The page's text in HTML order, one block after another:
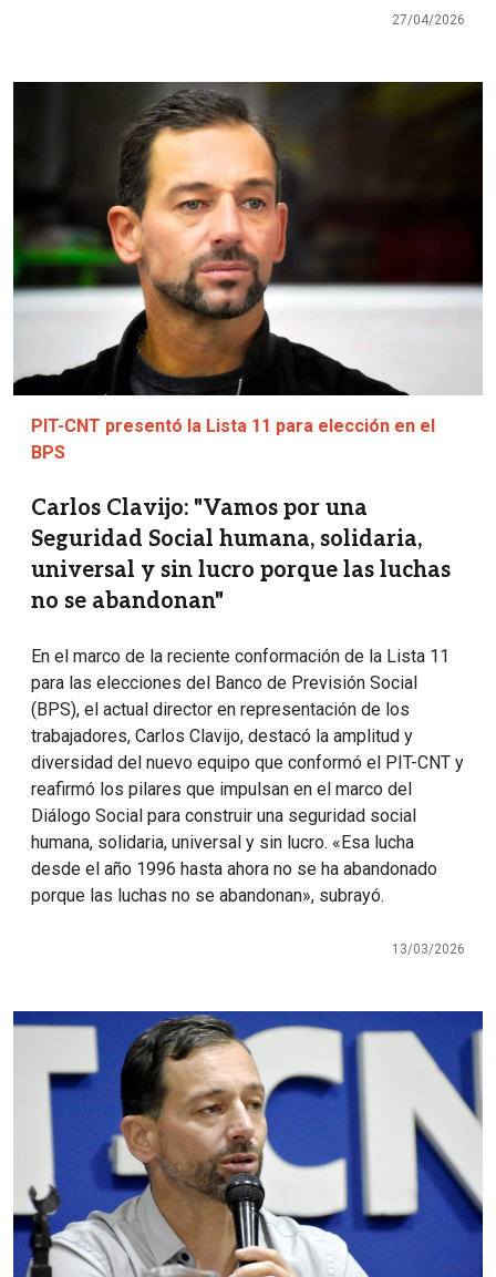
27/04/2026
PIT-CNT presentó la Lista 11 para elección en el
BPS
Carlos Clavijo: "Vamos por una
Seguridad Social humana, solidaria,
universal y sin lucro porque las luchas
no se abandonan"
En el marco de la reciente conformación de la Lista 11
para las elecciones del Banco de Previsión Social
(BPS), el actual director en representación de los
trabajadores, Carlos Clavijo, destacó la amplitud y
diversidad del nuevo equipo que conformó el PIT-CNT y
reafirmó los pilares que impulsan en el marco del
Diálogo Social para construir una seguridad social
humana, solidaria, universal y sin lucro. «Esa lucha
desde el año 1996 hasta ahora no se ha abandonado
porque las luchas no se abandonan», subrayó.
13/03/2026
Imagen